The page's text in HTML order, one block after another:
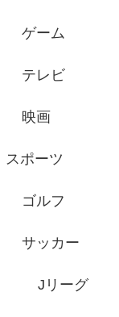
ゲーム
テレビ
映画
スポーツ
ゴルフ
サッカー
Jリーグ